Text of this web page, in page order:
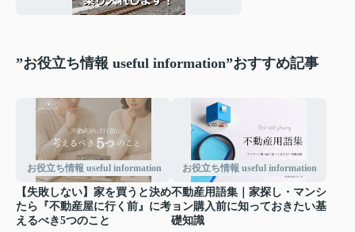
”お役立ち情報 useful information”おすすめ記事
お役立ち情報 useful information
【失敗しない】家を買うと決め
たら『不動産屋に行く前』に考
えるべき5つのこと
お役立ち情報 useful information
不動産用語集｜家探し・マンシ
ョン購入前に知っておきたい基
礎知識